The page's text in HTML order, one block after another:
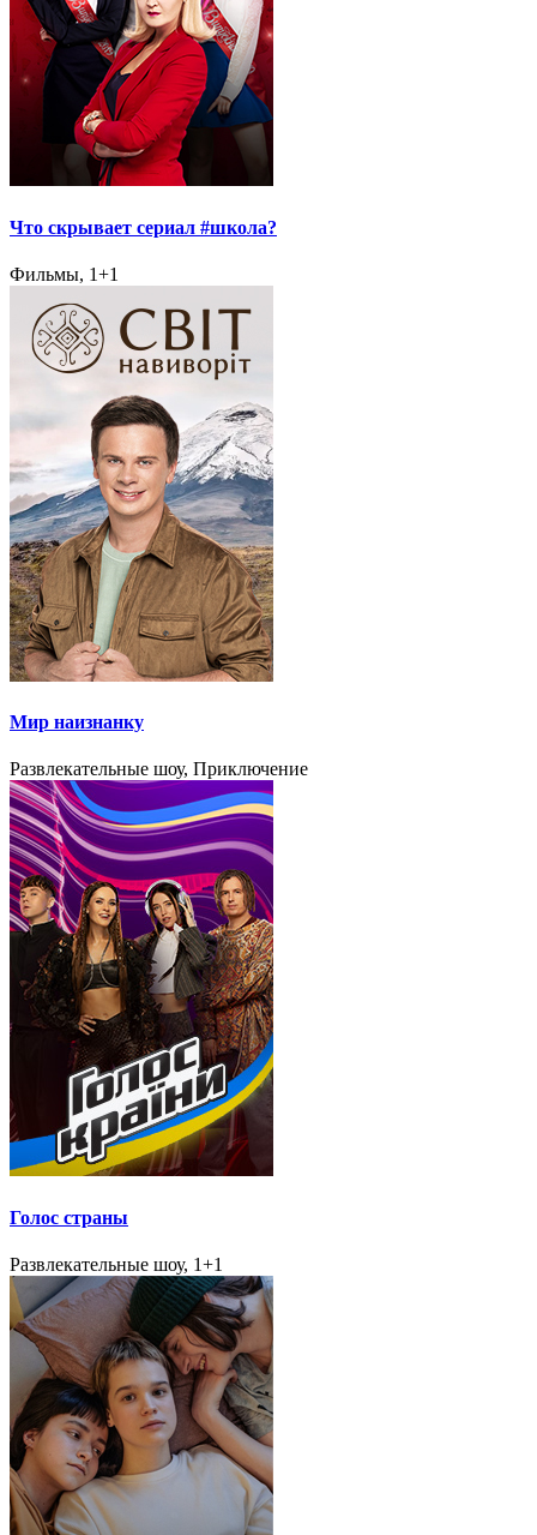
Что скрывает сериал #школа?
Фильмы, 1+1
Мир наизнанку
Развлекательные шоу, Приключение
Голос страны
Развлекательные шоу, 1+1